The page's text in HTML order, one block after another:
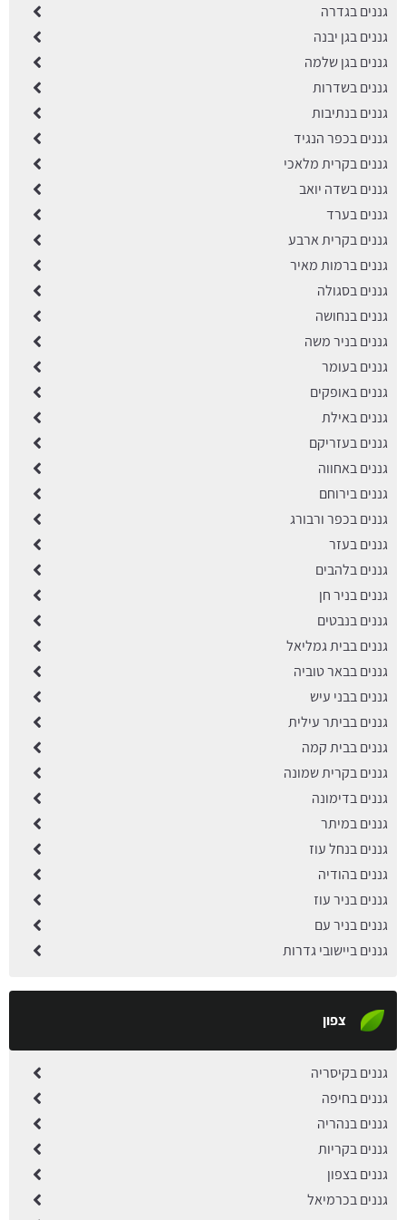
גננים בגדרה
גננים בגן יבנה
גננים בגן שלמה
גננים בשדרות
גננים בנתיבות
גננים בכפר הנגיד
גננים בקרית מלאכי
גננים בשדה יואב
גננים בערד
גננים בקרית ארבע
גננים ברמות מאיר
גננים בסגולה
גננים בנחושה
גננים בניר משה
גננים בעומר
גננים באופקים
גננים באילת
גננים בעזריקם
גננים באחווה
גננים בירוחם
גננים בכפר ורבורג
גננים בעזר
גננים בלהבים
גננים בניר חן
גננים בנבטים
גננים בבית גמליאל
גננים בבאר טוביה
גננים בבני עיש
גננים בביתר עילית
גננים בבית קמה
גננים בקרית שמונה
גננים בדימונה
גננים במיתר
גננים בנחל עוז
גננים בהודיה
גננים בניר עוז
גננים בניר עם
גננים ביישובי גדרות
צפון
גננים בקיסריה
גננים בחיפה
גננים בנהריה
גננים בקריות
גננים בצפון
גננים בכרמיאל